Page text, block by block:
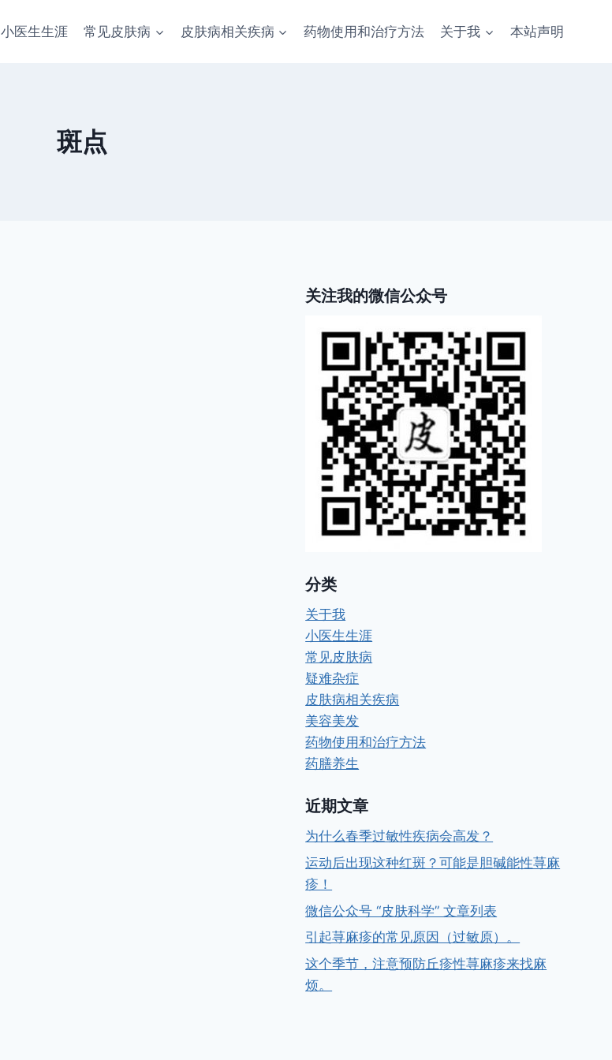
小医生生涯 常见皮肤病 皮肤病相关疾病 药物使用和治疗方法 关于我 本站声明
斑点
关注我的微信公众号
分类
关于我
小医生生涯
常见皮肤病
疑难杂症
皮肤病相关疾病
美容美发
药物使用和治疗方法
药膳养生
近期文章
为什么春季过敏性疾病会高发？
运动后出现这种红斑？可能是胆碱能性荨麻
疹！
微信公众号 “皮肤科学” 文章列表
引起荨麻疹的常见原因（过敏原）。
这个季节，注意预防丘疹性荨麻疹来找麻
烦。